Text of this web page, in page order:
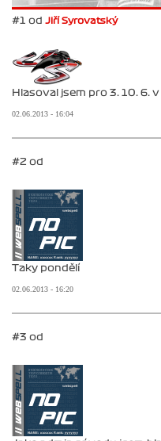
#1 od Jiří Syrovatský
Hlasoval jsem pro 3. 10. 6.
02.06.2013 - 16:04
#2 od
Taky pondělí
02.06.2013 - 16:20
#3 od